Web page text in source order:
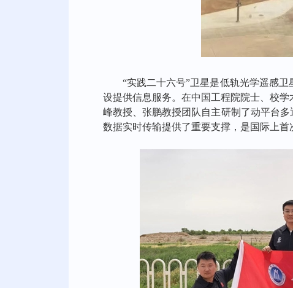
“实践二十六号”卫星是低轨光学遥感
设提供信息服务。在中国工程院院士、校
峰教授、张鹏教授团队自主研制了动平台
数据实时传输提供了重要支撑，是国际上首